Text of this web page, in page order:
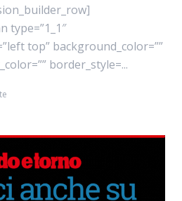
type=”1_1″
top” background_color=””
border_style=...